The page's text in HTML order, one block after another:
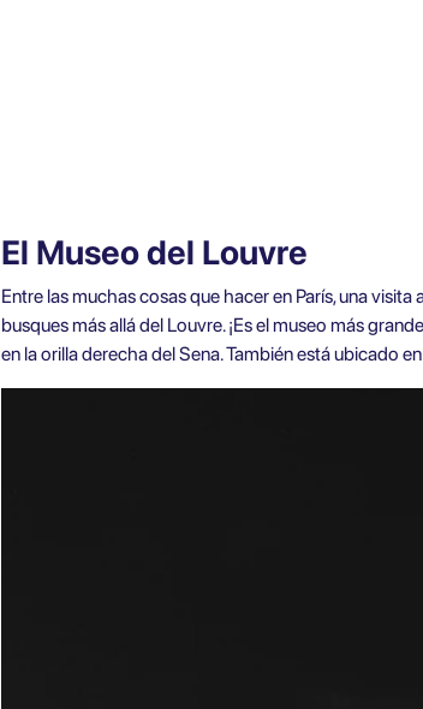
El Museo del Louvre
Entre las muchas cosas que hacer en París, una
busques más allá del Louvre. ¡Es el museo más
en la orilla derecha del Sena. También está ubicado